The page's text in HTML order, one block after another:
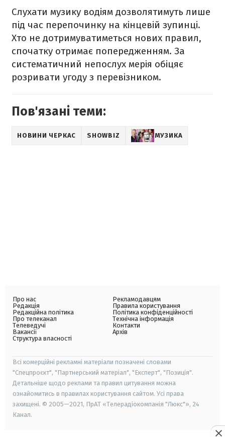
Слухати музику водіям дозволятимуть лише
під час перепочинку на кінцевій зупинці.
Хто не дотримуватиметься нових правил,
спочатку отримає попередженням. За
систематичний непослух мерія обіцяє
розривати угоду з перевізником.
Пов'язані теми:
НОВИНИ ЧЕРКАС SHOWBIZ МУЗИКА
Про нас
Редакція
Редакційна політика
Про телеканал
Телеведучі
Вакансії
Структура власності
Рекламодавцям
Правила користування
Політика конфіденційності
Технічна інформація
Контакти
Архів
Всі комерційні рекламні матеріали позначені словами
"Спецпроєкт", "Партнерський матеріал", "Експерт", "Позиція".
Детальніше щодо реклами та правил цитування можна
ознайомитись в правилах користування сайтом. Усі права
захищені. © 2005—2021, ПрАТ «Телерадіокомпанія "Люкс"», 24
Канал.